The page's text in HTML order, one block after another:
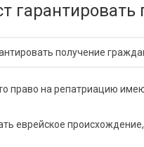
гарантировать
получение
право на репатриацию
еврейское